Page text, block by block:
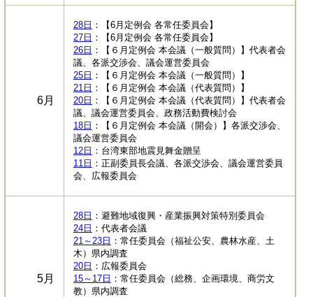
6月
28日 ：【6月定例会 各常任委員会】
27日 ：【6月定例会 各常任委員会】
26日 ：【６月定例会 本会議（一般質問）】代表者会
議、各派交渉会、議会運営委員会
25日 ：【６月定例会 本会議（一般質問）】
21日 ：【６月定例会 本会議（代表質問）】
20日 ：【６月定例会 本会議（代表質問）】代表者会
議、議会運営委員会、政務活動費検討会
18日 ：【６月定例会 本会議（開会）】各派交渉会、
議会運営委員会
12日 ：台湾東部地震見舞金贈呈
11日 ：正副委員長会議、各派交渉会、議会運営委員
会、広報委員会
5月
28日 ：避難地域復興・産業振興対策特別委員会
24日 ：代表者会議
21～23日 ：常任委員会（福祉公安、農林水産、土
木）県内調査
20日 ：広報委員会
15～17日 ：常任委員会（総務、企画環境、商労文
教）県内調査